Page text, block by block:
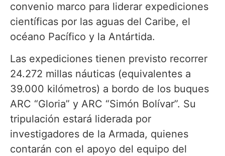
convenio marco para liderar expediciones
científicas por las aguas del Caribe, el
océano Pacífico y la Antártida.
Las expediciones tienen previsto recorrer
24.272 millas náuticas (equivalentes a
39.000 kilómetros) a bordo de los buques
ARC “Gloria” y ARC “Simón Bolívar”. Su
tripulación estará liderada por
investigadores de la Armada, quienes
contarán con el apoyo del equipo del